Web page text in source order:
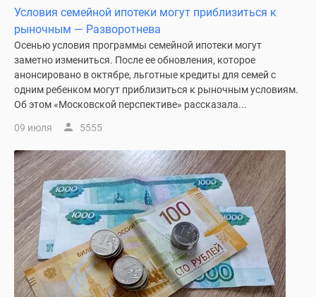
акции
Макс
Условия семейной ипотеки могут приблизиться к
рыночным — Разворотнева
Осенью условия программы семейной ипотеки могут
заметно измениться. После ее обновления, которое
анонсировано в октябре, льготные кредиты для семей с
одним ребенком могут приблизиться к рыночным условиям.
Об этом «Московской перспективе» рассказала...
09 июля 5555